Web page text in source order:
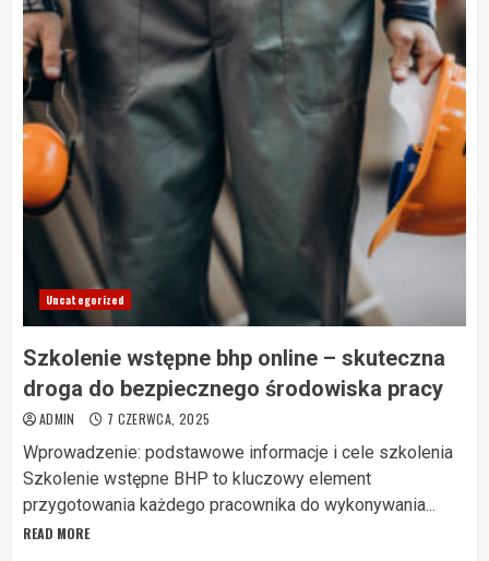
Uncategorized
Szkolenie wstępne bhp online – skuteczna
droga do bezpiecznego środowiska pracy
ADMIN 7 CZERWCA, 2025
Wprowadzenie: podstawowe informacje i cele szkolenia
Szkolenie wstępne BHP to kluczowy element
przygotowania każdego pracownika do wykonywania...
READ MORE